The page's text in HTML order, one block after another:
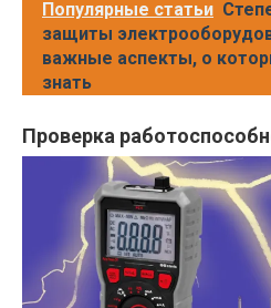
Популярные статьи
защиты
важные аспекты, о
знать
Проверка